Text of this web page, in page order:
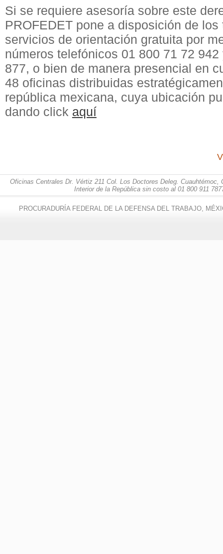
Si se requiere asesoría sobre este
PROFEDET pone a disposición de
servicios de orientación gratuita por
números telefónicos 01 800 71 72
877, o bien de manera presencial en
48 oficinas distribuidas
república mexicana, cuya ubicación
dando click aquí
Oficinas Centrales Dr. Vértiz 211 Col. Los Doctores Deleg.
Interior de la República sin costo al 01 800 911
PROCURADURÍA FEDERAL DE LA DEFENSA DEL TRABAJO,